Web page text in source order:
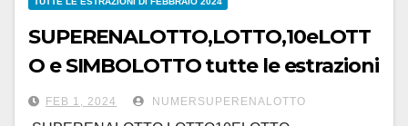
SUPERENALOTTO,LOTTO,10eLOTT
O e SIMBOLOTTO tutte le estrazioni
di FEBBRAIO 2024
FEB 1, 2024 NUMERSUPERENALOTTO